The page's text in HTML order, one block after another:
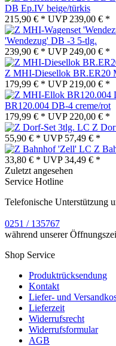
DB Ep.IV beige/türkis
215,90 € * UVP 239,00 € *
'Wendezug' DB -3 5-tlg.
239,90 € * UVP 249,00 € *
Z MHI-Diesellok BR.ER20
179,99 € * UVP 219,00 € *
BR120.004 DB-4 creme/rot
179,99 € * UVP 220,00 € *
Z
55,90 € * UVP 57,49 € *
Z
33,80 € * UVP34,49 € *
Zuletzt angesehen
Service Hotline
Telefonische Unterstützung
0251 / 135767
während unserer
Shop Service
Produktrücksendung
Kontakt
Liefer- und
Lieferzeit
Widerrufsrecht
Widerrufsformular
AGB